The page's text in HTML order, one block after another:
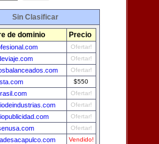
Sin Clasificar
de dominio Precio
Ofertar!
Ofertar!
Ofertar!
$550
Ofertar!
Ofertar!
Ofertar!
Ofertar!
Vendido!